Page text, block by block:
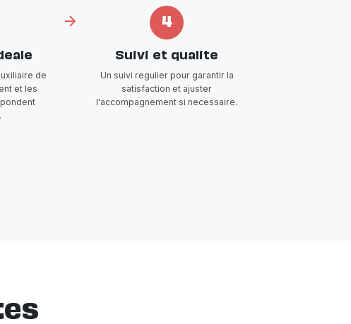
de
et les
4
Suivi et qualite
Un suivi regulier pour garantir la
satisfaction et ajuster
l'accompagnement si necessaire.